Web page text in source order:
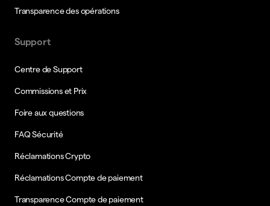
Transparence des opérations
Support
Centre de Support
Commissions et Prix
Foire aux questions
FAQ Sécurité
Réclamations Crypto
Réclamations Compte de paiement
Transparence Compte de paiement